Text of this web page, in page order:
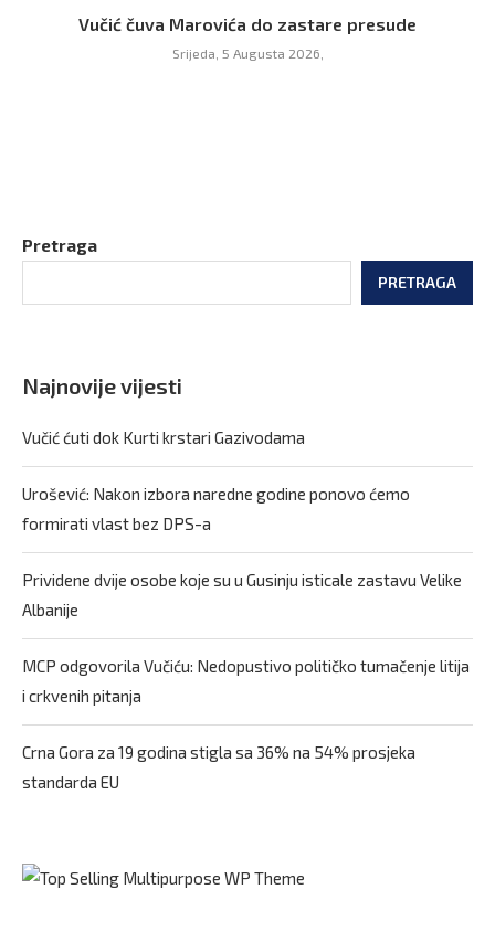
Vučić čuva Marovića do zastare presude
Srijeda, 5 Augusta 2026,
Pretraga
PRETRAGA
Najnovije vijesti
Vučić ćuti dok Kurti krstari Gazivodama
Urošević: Nakon izbora naredne godine ponovo ćemo
formirati vlast bez DPS-a
Prividene dvije osobe koje su u Gusinju isticale zastavu Velike
Albanije
MCP odgovorila Vučiću: Nedopustivo političko tumačenje litija
i crkvenih pitanja
Crna Gora za 19 godina stigla sa 36% na 54% prosjeka
standarda EU